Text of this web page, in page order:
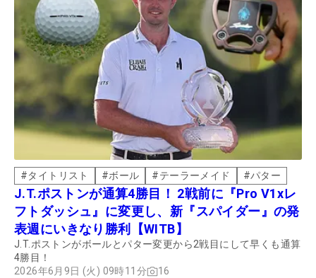
#タイトリスト #ボール #テーラーメイド #パター
J.T.ポストンが通算4勝目！ 2戦前に『Pro V1xレ
フトダッシュ』に変更し、新『スパイダー』の発
表週にいきなり勝利【WITB】
J.T.ポストンがボールとパター変更から2戦目にして早くも通算
4勝目！
2026年6月9日 (火) 09時11分
16